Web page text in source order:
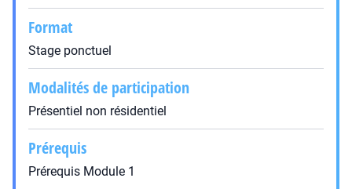
Format
Stage ponctuel
Modalités de participation
Présentiel non résidentiel
Prérequis
Prérequis Module 1